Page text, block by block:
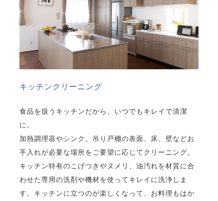
キッチンクリーニング
食品を扱うキッチンだから、いつでもキレイで清潔
に。
加熱調理器やシンク、吊り戸棚の表面、床、壁などお
手入れが必要な場所をご要望に応じてクリーニング。
キッチン特有のこげつきやヌメリ、油汚れを材質に合
わせた専用の洗剤や機材を使ってキレイに洗浄しま
す。キッチンに立つのが楽しくなって、お料理もはか